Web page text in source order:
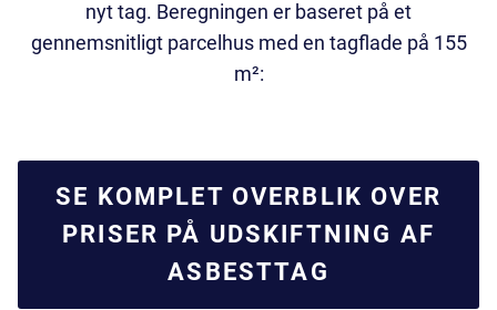
nyt tag. Beregningen er baseret på et
gennemsnitligt parcelhus med en tagflade på 155
m²:
SE KOMPLET OVERBLIK OVER
PRISER PÅ UDSKIFTNING AF
ASBESTTAG